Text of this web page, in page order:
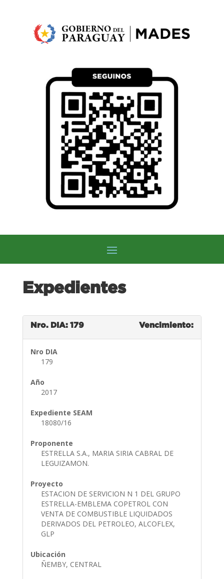
Expedientes
Nro. DIA: 179 Vencimiento:
Nro DIA
179
Año
2017
Expediente SEAM
18080/16
Proponente
ESTRELLA S.A., MARIA SIRIA CABRAL DE
LEGUIZAMON.
Proyecto
ESTACION DE SERVICION N 1 DEL GRUPO
ESTRELLA-EMBLEMA COPETROL CON
VENTA DE COMBUSTIBLE LIQUIDADOS
DERIVADOS DEL PETROLEO, ALCOFLEX,
GLP
Ubicación
ÑEMBY, CENTRAL